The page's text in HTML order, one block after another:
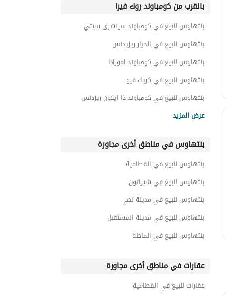
بالقرب من كومباوند روك فيرا
بنتهاوس للبيع في كومباوند سينشرى سيتي
بنتهاوس للبيع في الديار ريزيدنس
بنتهاوس للبيع في كومباوند امورادا
بنتهاوس للبيع في كريك فيو
بنتهاوس للبيع في كومباوند ذا ايكون ريزدنس
بنتهاوس للبيع في كومباوند ذا كريست
بنتهاوس للبيع في فاليز
بنتهاوس للبيع في كومباوند هايد بارك القاهرة الجديدة
عرض المزيد
بنتهاوس في مناطق أخرى مجاورة
بنتهاوس للبيع في القطامية
بنتهاوس للبيع في شيراتون
بنتهاوس للبيع في مدينة نصر
بنتهاوس للبيع في مدينة المستقبل
بنتهاوس للبيع في الماظة
عقارات في مناطق أخرى مجاورة
عقارات للبيع في القطامية